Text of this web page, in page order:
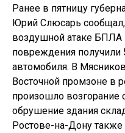
Ранее в пятницу
Юрий Слюсарь сообщал,
воздушной атаке БПЛА
повреждения получили
автомобиля. В
Восточной промзоне в
произошло возгорание
обрушение здания
Ростове-на-Дону